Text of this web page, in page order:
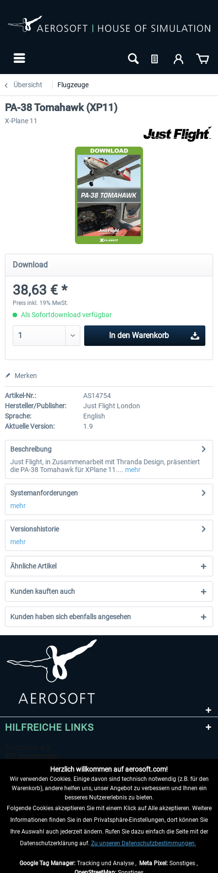
Übersicht Flugzeuge
Diamond DA-62
37,95 € *
Cessna 208 Grand Caravan
PA-38 Tomahawk (XP11)
X-Plane 11
Download
38,63 € *
Preis inkl. 19% MwSt.
Als Sofortdownload verfügbar
In den Warenkorb
Merken
Artikel-Nr.:
AS14754
Hersteller/Publisher:
Just Flight London
Sprache:
English
Aktuelle Version:
1.9
Beschreibung
Just Flight, in Zusammenarbeit mit Thranda Design, präsentiert
die PA-38 Tomahawk für XPlane 11.... mehr
Systemanforderungen
mehr
Versionshistorie
mehr
Ähnliche Artikel
Kunden kauften auch
Kunden haben sich ebenfalls angesehen
HILFREICHE LINKS
VERTRAG WIDERRUFEN
INFORMATIONEN
Herzlich willkommen auf aerosoft.com!
Wir verwenden Cookies. Einige davon sind technisch notwendig (z.B. für den
Warenkorb), andere helfen uns, unser Angebot zu verbessern und Ihnen ein
besseres Nutzererlebnis zu bieten.
Folgende Cookies akzeptieren Sie mit einem Klick auf Alle akzeptieren. Weitere
Informationen finden Sie in den Privatsphäre-Einstellungen, dort können Sie
Ihre Auswahl auch jederzeit ändern. Rufen Sie dazu einfach die Seite mit der
Datenschutzerklärung auf. Zu unseren Datenschutzbestimmungen.
Google Tag Manager:Tracking und Analyse , Meta Pixel:Sonstiges ,